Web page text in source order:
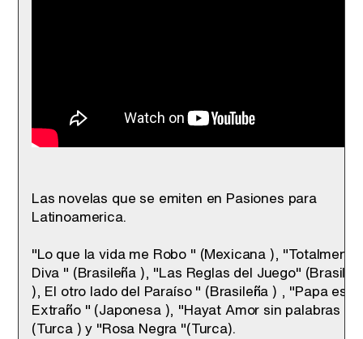
Las novelas que se emiten en Pasiones para
Latinoamerica.
"Lo que la vida me Robo " (Mexicana ), "Totalmente
Diva " (Brasileña ), "Las Reglas del Juego"
), El otro lado del Paraíso " (Brasileña ) , "Papa es
Extraño " (Japonesa ), "Hayat Amor sin palabras "
(Turca ) y "Rosa Negra "(Turca).